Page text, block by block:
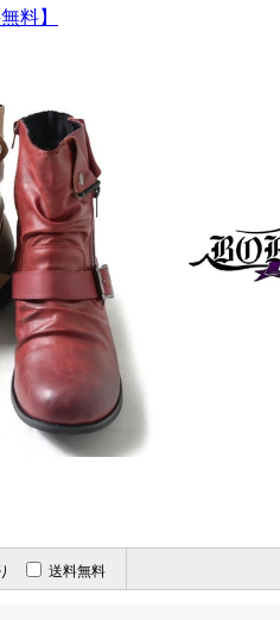
料】
送料無料